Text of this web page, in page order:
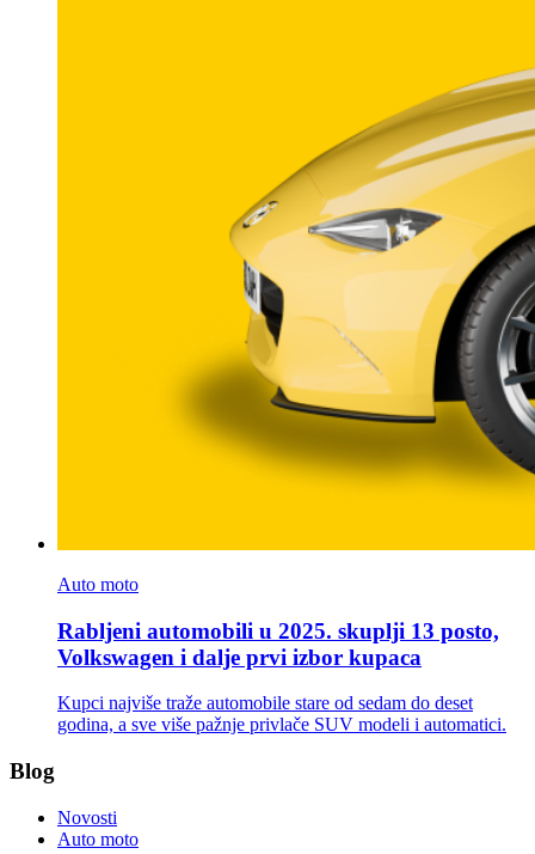
Auto moto
Rabljeni automobili u 2025. skuplji 13 posto,
Volkswagen i dalje prvi izbor kupaca
Kupci najviše traže automobile stare od sedam do deset
godina, a sve više pažnje privlače SUV modeli i automatici.
Blog
Novosti
Auto moto